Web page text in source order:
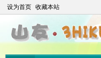
设为首页 收藏本站